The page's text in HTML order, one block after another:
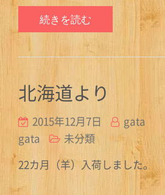
続きを読む
北海道より
2015年12月7日
gata
gata
未分類
22カ月（羊）入荷しました。